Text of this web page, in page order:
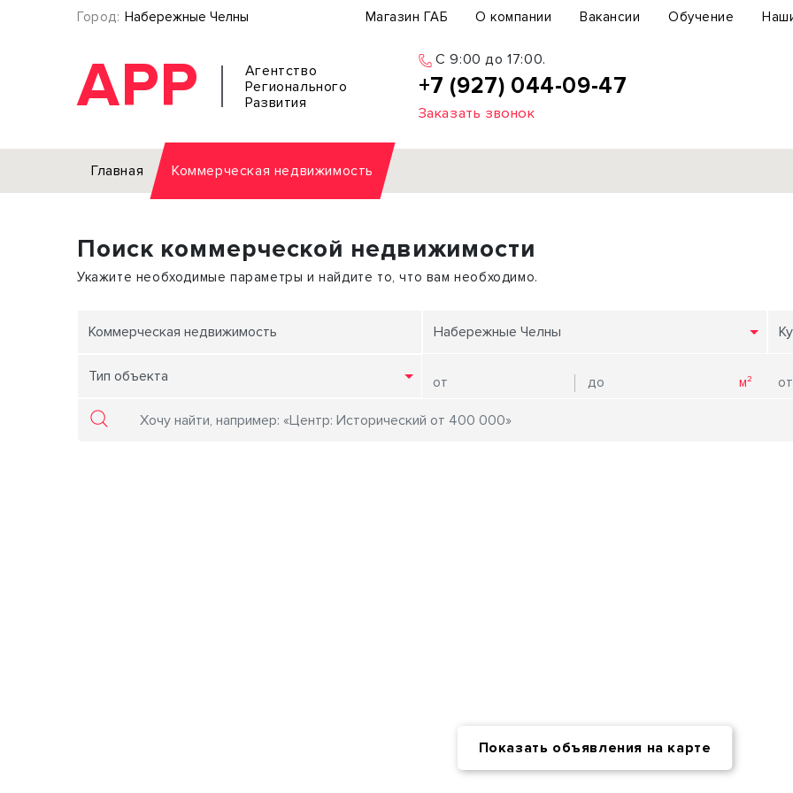
Город: Набережные Челны Магазин ГАБ О компании Вакансии Обучение
АРР
Агентство
Регионального
Развития
C 9:00 до 17:00.
+7 (927) 044-09-47
Заказать звонок
Главная Коммерческая недвижимость
Офис
Торговое помещение
Склад
Земельный участок
Отдельное здание
Бизнес-центр
Поиск коммерческой недвижимости
Укажите необходимые параметры и найдите то, что вам необходимо.
Коммерческая недвижимость Набережные Челны
Тип объекта
Показать объявления на карте